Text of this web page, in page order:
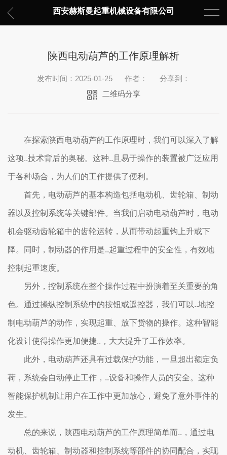
西安赫斯曼起重机械设备有限公司
陕西电动葫芦的工作原理解析
发布时间：2025-01-25 作者：
分享到：
二维码分享
在探索陕西电动葫芦的工作原理时，我们可以深入了解
这项..技术背后的奥秘。这种..且易于操作的装置被广泛应用
于各种场合，为人们的工作提供了便利。
首先，电动葫芦的基本构造包括电动机、齿轮箱、制动
器以及控制系统等关键部件。当我们启动电动葫芦时，电动
机会驱动齿轮箱中的齿轮运转，从而带动起重钩上升或下
降。同时，制动器的作用是..起重过程中的安全性，有效地
控制起重速度。
另外，控制系统在整个操作过程中扮演着至关重要的角
色。通过操纵控制系统中的按钮或遥控器，我们可以..地控
制电动葫芦的动作，实现起重、放下货物的操作。这种智能
化设计使得操作更加便捷..，大大提升了工作效率。
此外，电动葫芦还具有过载保护功能，一旦超出额定负
荷，系统会自动停止工作，..设备和操作人员的安全。这种
智能保护机制让用户在工作中更加放心，避免了意外事件的
发生。
总的来说，陕西电动葫芦的工作原理简单而..，通过电
动机、齿轮箱、制动器和控制系统等部件的协同配合，实现